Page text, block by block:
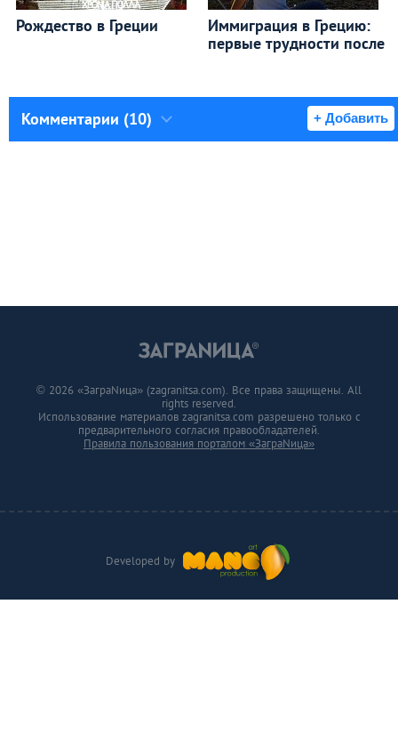
Рождество в Греции
Иммиграция в Грецию:
первые трудности после
Комментарии (10) + Добавить
Developed by
© 2026 «ЗаграNица» (zagranitsa.com). Все права защищены. All
rights reserved.
Использование материалов zagranitsa.com разрешено только с
предварительного согласия правообладателей.
Правила пользования порталом «ЗаграNица»